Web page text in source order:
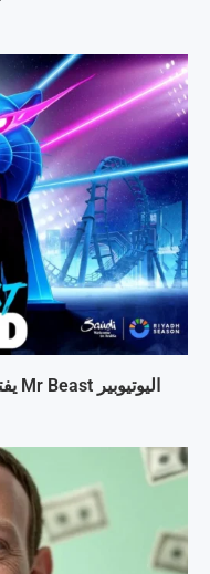
اليوتيوبير Mr Beast يفتح حديقة ترفيهية في بلد… مفاجئ